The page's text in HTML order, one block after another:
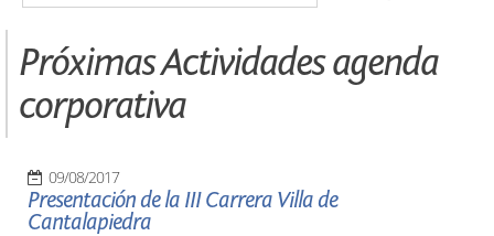
Próximas Actividades agenda
corporativa
09/08/2017
Presentación de la III Carrera Villa de
Cantalapiedra